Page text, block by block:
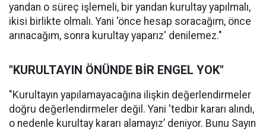
yandan o süreç işlemeli, bir yandan kurultay yapılmalı,
ikisi birlikte olmalı. Yani 'önce hesap soracağım, önce
arınacağım, sonra kurultay yaparız' denilemez."
"KURULTAYIN ÖNÜNDE BİR ENGEL YOK"
"Kurultayın yapılamayacağına ilişkin değerlendirmeler
doğru değerlendirmeler değil. Yani 'tedbir kararı alındı,
o nedenle kurultay kararı alamayız’ deniyor. Bunu Sayın